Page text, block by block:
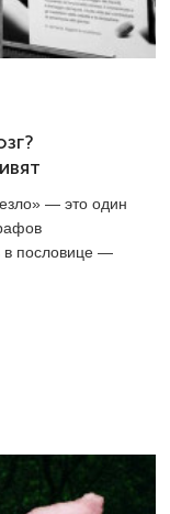
— это один
в пословице —